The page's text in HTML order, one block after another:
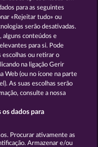
RHFP
Marca
frequentes
Facebook
rescisão
para as seguintes
«Rejeitar tudo» ou
serão desativadas.
alguns conteúdos e
para si. Pode
escolhas ou retirar o
na ligação Gerir
Web (ou no ícone na parte
As suas escolhas serão
consulte a nossa
os dados para
Procurar ativamente as
Armazenar e/ou